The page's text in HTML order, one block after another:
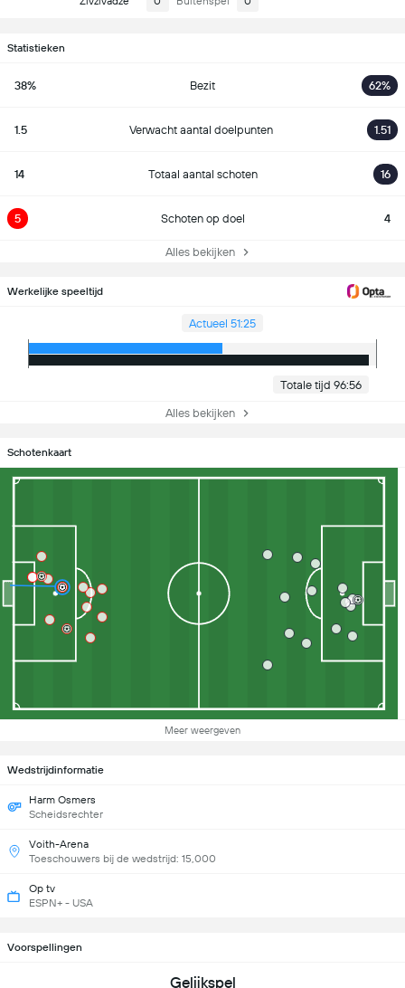
Statistieken
38% Bezit 62%
1.5 Verwacht aantal doelpunten 1.51
14 Totaal aantal schoten 16
5 Schoten op doel 4
Alles bekijken
Werkelijke speeltijd
Actueel 51:25
Totale tijd 96:56
Alles bekijken
Schotenkaart
Meer weergeven
Wedstrijdinformatie
Harm Osmers
Scheidsrechter
Voith-Arena
Toeschouwers bij de wedstrijd: 15,000
Op tv
ESPN+ - USA
Voorspellingen
Gelijkspel